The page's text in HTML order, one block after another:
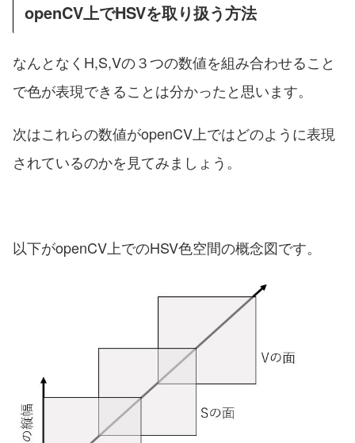
openCV上でHSVを取り扱う方法
なんとなくH,S,Vの３つの数値を組み合わせること
で色が表現できることは分かったと思います。
次はこれらの数値がopenCV上ではどのように表現
されているのかを見てみましょう。
以下がopenCV上でのHSV色空間の概念図です。